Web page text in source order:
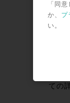
全
ての
「同
か、 プ
い。